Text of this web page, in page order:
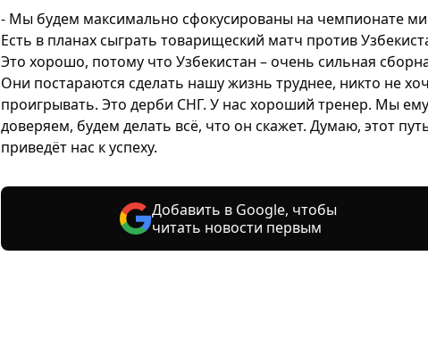
- Мы будем максимально сфокусированы на чемпионате
Есть в планах сыграть товарищеский матч против
Это хорошо, потому что Узбекистан – очень сильная
Они постараются сделать нашу жизнь труднее, никто не
проигрывать. Это дерби СНГ. У нас хороший тренер. Мы ему
доверяем, будем делать всё, что он скажет. Думаю, этот
приведёт нас к успеху.
Добавить в Google, чтобы
читать новости первым